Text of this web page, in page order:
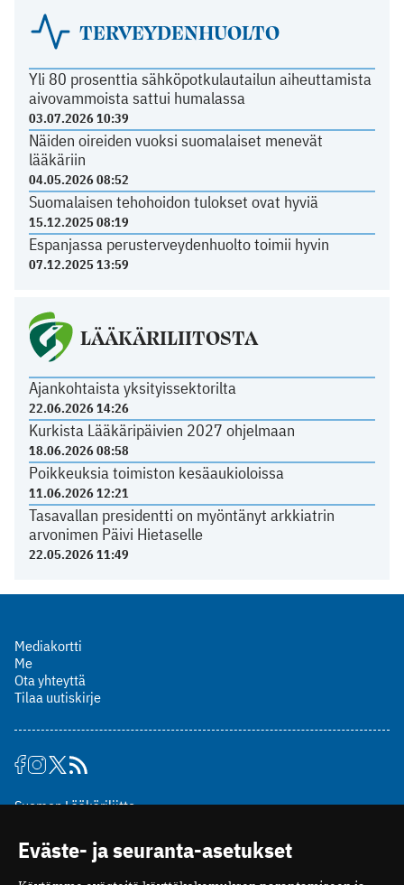
TERVEYDENHUOLTO
Yli 80 prosenttia sähköpotkulautailun aiheuttamista
aivovammoista sattui humalassa
03.07.2026 10:39
Näiden oireiden vuoksi suomalaiset menevät
lääkäriin
04.05.2026 08:52
Suomalaisen tehohoidon tulokset ovat hyviä
15.12.2025 08:19
Espanjassa perusterveydenhuolto toimii hyvin
07.12.2025 13:59
LÄÄKÄRILIITOSTA
Ajankohtaista yksityissektorilta
22.06.2026 14:26
Kurkista Lääkäripäivien 2027 ohjelmaan
18.06.2026 08:58
Poikkeuksia toimiston kesäaukioloissa
11.06.2026 12:21
Tasavallan presidentti on myöntänyt arkkiatrin
arvonimen Päivi Hietaselle
22.05.2026 11:49
Mediakortti
Me
Ota yhteyttä
Tilaa uutiskirje
Suomen Lääkäriliitto
00510 Helsinki
puh. (09) 393 091
Eväste- ja seuranta-asetukset